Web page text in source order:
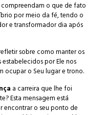
o que de fato
por meio da fé, tendo o
e transformador dia após
sobre como manter os
estabelecidos por Ele nos
ocupar o Seu lugar e trono.
a carreira que lhe foi
Esta mensagem está
encontrar o seu ponto de